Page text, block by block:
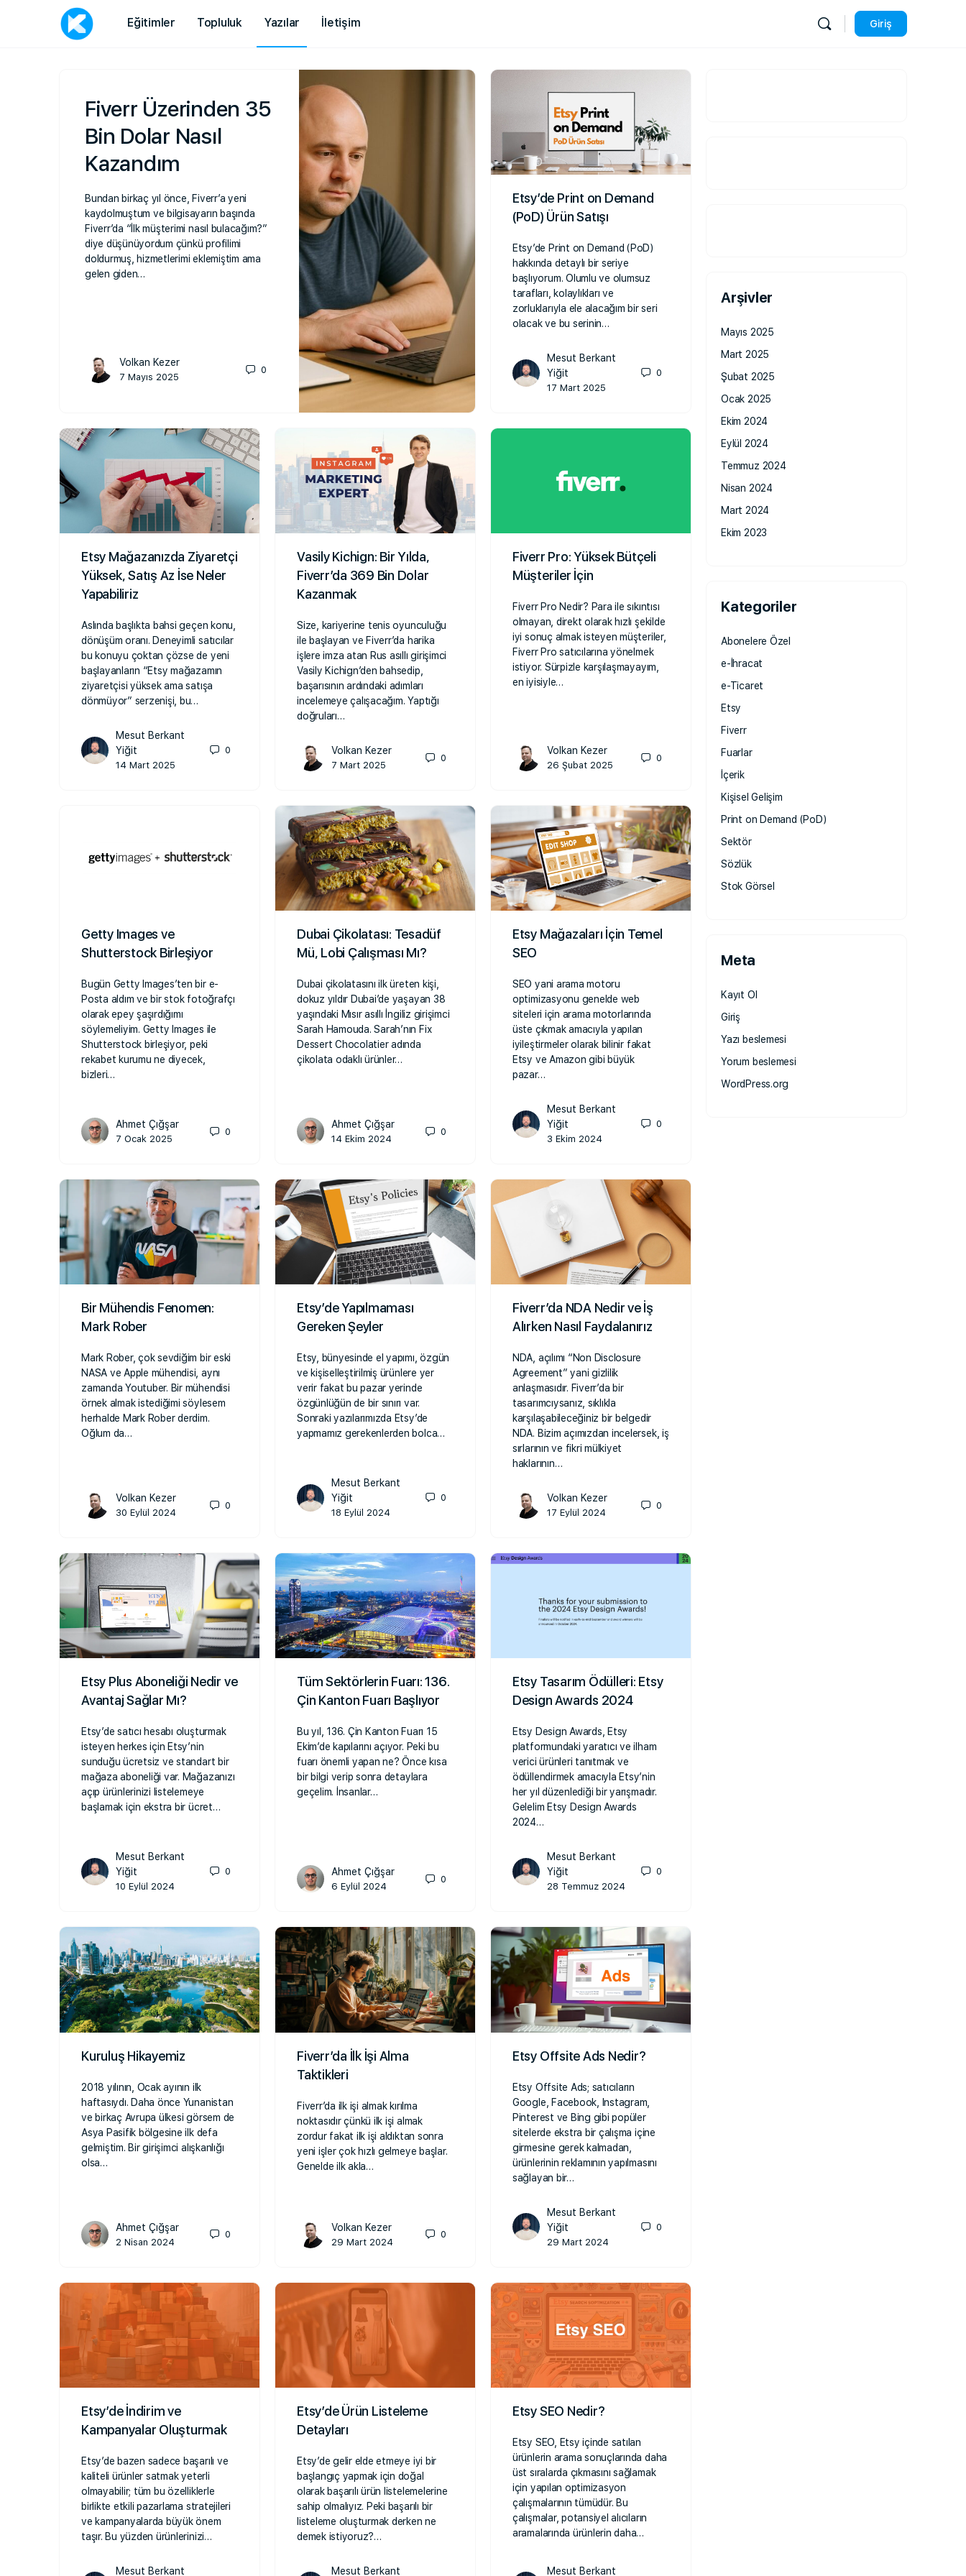
Eğitimler Topluluk Yazılar İletişim Giriş
Fiverr Üzerinden 35
Bin Dolar Nasıl
Kazandım
Bundan birkaç yıl önce, Fiverr’a yeni
kaydolmuştum ve bilgisayarın başında
Fiverr’da “İlk müşterimi nasıl bulacağım?”
diye düşünüyordum çünkü profilimi
doldurmuş, hizmetlerimi eklemiştim ama
gelen giden…
Volkan Kezer
7 Mayıs 2025
0
Etsy’de Print on Demand
(PoD) Ürün Satışı
Etsy’de Print on Demand (PoD)
hakkında detaylı bir seriye
başlıyorum. Olumlu ve olumsuz
tarafları, kolaylıkları ve
zorluklarıyla ele alacağım bir seri
olacak ve bu serinin…
Mesut Berkant
Yiğit
17 Mart 2025
0
Etsy Mağazanızda Ziyaretçi
Yüksek, Satış Az İse Neler
Yapabiliriz
Aslında başlıkta bahsi geçen konu,
dönüşüm oranı. Deneyimli satıcılar
bu konuyu çoktan çözse de yeni
başlayanların “Etsy mağazamın
ziyaretçisi yüksek ama satışa
dönmüyor” serzenişi, bu…
Mesut Berkant
Yiğit
14 Mart 2025
0
Vasily Kichign: Bir Yılda,
Fiverr’da 369 Bin Dolar
Kazanmak
Size, kariyerine tenis oyunculuğu
ile başlayan ve Fiverr’da harika
işlere imza atan Rus asıllı girişimci
Vasily Kichign’den bahsedip,
başarısının ardındaki adımları
incelemeye çalışacağım. Yaptığı
doğruları…
Volkan Kezer
7 Mart 2025
0
Fiverr Pro: Yüksek Bütçeli
Müşteriler İçin
Fiverr Pro Nedir? Para ile sıkıntısı
olmayan, direkt olarak hızlı şekilde
iyi sonuç almak isteyen müşteriler,
Fiverr Pro satıcılarına yönelmek
istiyor. Sürpizle karşılaşmayayım,
en iyisiyle…
Volkan Kezer
26 Şubat 2025
0
Getty Images ve
Shutterstock Birleşiyor
Bugün Getty Images’ten bir e-
Posta aldım ve bir stok fotoğrafçı
olarak epey şaşırdığımı
söylemeliyim. Getty Images ile
Shutterstock birleşiyor, peki
rekabet kurumu ne diyecek,
bizleri…
Ahmet Çığşar
7 Ocak 2025
0
Dubai Çikolatası: Tesadüf
Mü, Lobi Çalışması Mı?
Dubai çikolatasını ilk üreten kişi,
dokuz yıldır Dubai’de yaşayan 38
yaşındaki Mısır asıllı İngiliz girişimci
Sarah Hamouda. Sarah’nın Fix
Dessert Chocolatier adında
çikolata odaklı ürünler…
Ahmet Çığşar
14 Ekim 2024
0
Etsy Mağazaları İçin Temel
SEO
SEO yani arama motoru
optimizasyonu genelde web
siteleri için arama motorlarında
üste çıkmak amacıyla yapılan
iyileştirmeler olarak bilinir fakat
Etsy ve Amazon gibi büyük
pazar…
Mesut Berkant
Yiğit
3 Ekim 2024
0
Bir Mühendis Fenomen:
Mark Rober
Mark Rober, çok sevdiğim bir eski
NASA ve Apple mühendisi, aynı
zamanda Youtuber. Bir mühendisi
örnek almak istediğimi söylesem
herhalde Mark Rober derdim.
Oğlum da…
Volkan Kezer
30 Eylül 2024
0
Etsy’de Yapılmaması
Gereken Şeyler
Etsy, bünyesinde el yapımı, özgün
ve kişiselleştirilmiş ürünlere yer
verir fakat bu pazar yerinde
özgünlüğün de bir sınırı var.
Sonraki yazılarımızda Etsy’de
yapmamız gerekenlerden bolca…
Mesut Berkant
Yiğit
18 Eylül 2024
0
Fiverr’da NDA Nedir ve İş
Alırken Nasıl Faydalanırız
NDA, açılımı “Non Disclosure
Agreement” yani gizlilik
anlaşmasıdır. Fiverr’da bir
tasarımcıysanız, sıklıkla
karşılaşabileceğiniz bir belgedir
NDA. Bizim açımızdan incelersek, iş
sırlarının ve fikri mülkiyet
haklarının…
Volkan Kezer
17 Eylül 2024
0
Etsy Plus Aboneliği Nedir ve
Avantaj Sağlar Mı?
Etsy’de satıcı hesabı oluşturmak
isteyen herkes için Etsy’nin
sunduğu ücretsiz ve standart bir
mağaza aboneliği var. Mağazanızı
açıp ürünlerinizi listelemeye
başlamak için ekstra bir ücret…
Mesut Berkant
Yiğit
10 Eylül 2024
0
Tüm Sektörlerin Fuarı: 136.
Çin Kanton Fuarı Başlıyor
Bu yıl, 136. Çin Kanton Fuarı 15
Ekim’de kapılarını açıyor. Peki bu
fuarı önemli yapan ne? Önce kısa
bir bilgi verip sonra detaylara
geçelim. İnsanlar…
Ahmet Çığşar
6 Eylül 2024
0
Etsy Tasarım Ödülleri: Etsy
Design Awards 2024
Etsy Design Awards, Etsy
platformundaki yaratıcı ve ilham
verici ürünleri tanıtmak ve
ödüllendirmek amacıyla Etsy’nin
her yıl düzenlediği bir yarışmadır.
Gelelim Etsy Design Awards
2024…
Mesut Berkant
Yiğit
28 Temmuz 2024
0
Kuruluş Hikayemiz
2018 yılının, Ocak ayının ilk
haftasıydı. Daha önce Yunanistan
ve birkaç Avrupa ülkesi görsem de
Asya Pasifik bölgesine ilk defa
gelmiştim. Bir girişimci alışkanlığı
olsa…
Ahmet Çığşar
2 Nisan 2024
0
Fiverr’da İlk İşi Alma
Taktikleri
Fiverr’da ilk işi almak kırılma
noktasıdır çünkü ilk işi almak
zordur fakat ilk işi aldıktan sonra
yeni işler çok hızlı gelmeye başlar.
Genelde ilk akla…
Volkan Kezer
29 Mart 2024
0
Etsy Offsite Ads Nedir?
Etsy Offsite Ads; satıcıların
Google, Facebook, Instagram,
Pinterest ve Bing gibi popüler
sitelerde ekstra bir çalışma içine
girmesine gerek kalmadan,
ürünlerinin reklamının yapılmasını
sağlayan bir…
Mesut Berkant
Yiğit
29 Mart 2024
0
Etsy’de İndirim ve
Kampanyalar Oluşturmak
Etsy’de bazen sadece başarılı ve
kaliteli ürünler satmak yeterli
olmayabilir; tüm bu özelliklerle
birlikte etkili pazarlama stratejileri
ve kampanyalarda büyük önem
taşır. Bu yüzden ürünlerinizi…
Mesut Berkant
Etsy’de Ürün Listeleme
Detayları
Etsy’de gelir elde etmeye iyi bir
başlangıç yapmak için doğal
olarak başarılı ürün listelemelerine
sahip olmalıyız. Peki başarılı bir
listeleme oluşturmak derken ne
demek istiyoruz?…
Mesut Berkant
Etsy SEO Nedir?
Etsy SEO, Etsy içinde satılan
ürünlerin arama sonuçlarında daha
üst sıralarda çıkmasını sağlamak
için yapılan optimizasyon
çalışmalarının tümüdür. Bu
çalışmalar, potansiyel alıcıların
aramalarında ürünlerin daha…
Mesut Berkant
Arşivler
Mayıs 2025
Mart 2025
Şubat 2025
Ocak 2025
Ekim 2024
Eylül 2024
Temmuz 2024
Nisan 2024
Mart 2024
Ekim 2023
Kategoriler
Abonelere Özel
e-İhracat
e-Ticaret
Etsy
Fiverr
Fuarlar
İçerik
Kişisel Gelişim
Print on Demand (PoD)
Sektör
Sözlük
Stok Görsel
Meta
Kayıt Ol
Giriş
Yazı beslemesi
Yorum beslemesi
WordPress.org